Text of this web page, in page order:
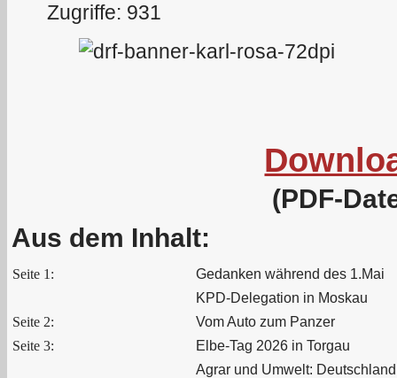
Zugriffe: 931
(PDF-
Aus dem Inhalt:
Seite 1:
Gedanken während des 1.Mai
KPD-Delegation in Moskau
Seite 2:
Vom Auto zum Panzer
Seite 3:
Elbe-Tag 2026 in Torgau
Agrar und Umwelt: